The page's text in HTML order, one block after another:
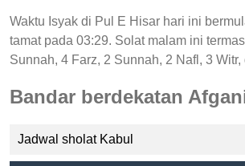
Waktu Isyak di Pul E Hisar hari ini
tamat pada 03:29. Solat malam ini
Sunnah, 4 Farz, 2 Sunnah, 2 Nafl, 3 Witr,
Bandar berdekatan
Jadwal sholat Kabul